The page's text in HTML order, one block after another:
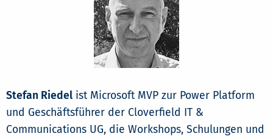
Stefan Riedel ist Microsoft MVP zur Power Platform
und Geschäftsführer der Cloverfield IT &
Communications UG, die Workshops, Schulungen und